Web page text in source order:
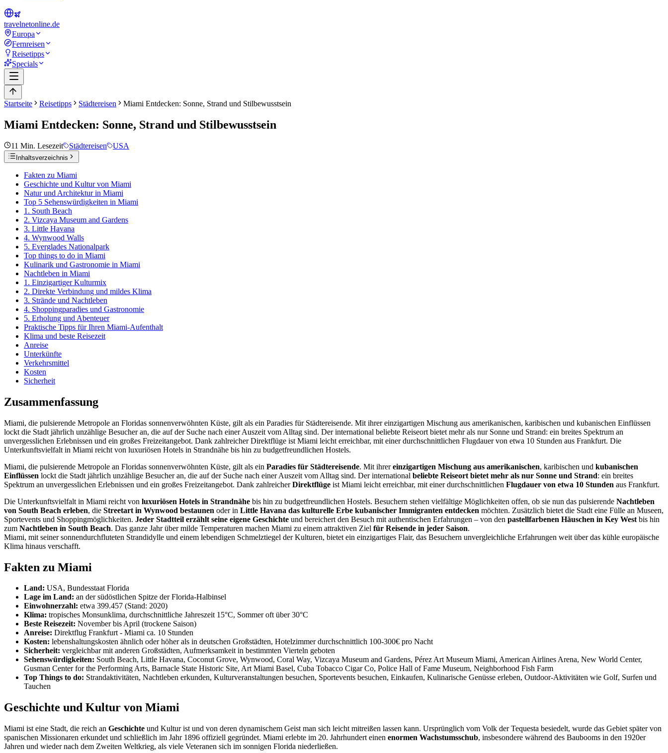
travelnetonline.de
Europa
Fernreisen
Reisetipps
Specials
Startseite Reisetipps Städtereisen Miami Entdecken: Sonne, Strand und Stilbewusstsein
Miami Entdecken: Sonne, Strand und Stilbewusstsein
11 Min. Lesezeit Städtereisen USA
Inhaltsverzeichnis
Fakten zu Miami
Geschichte und Kultur von Miami
Natur und Architektur in Miami
Top 5 Sehenswürdigkeiten in Miami
1. South Beach
2. Vizcaya Museum and Gardens
3. Little Havana
4. Wynwood Walls
5. Everglades Nationalpark
Top things to do in Miami
Kulinarik und Gastronomie in Miami
Nachtleben in Miami
1. Einzigartiger Kulturmix
2. Direkte Verbindung und mildes Klima
3. Strände und Nachtleben
4. Shoppingparadies und Gastronomie
5. Erholung und Abenteuer
Praktische Tipps für Ihren Miami-Aufenthalt
Klima und beste Reisezeit
Anreise
Unterkünfte
Verkehrsmittel
Kosten
Sicherheit
Zusammenfassung
Miami, die pulsierende Metropole an Floridas sonnenverwöhnten Küste, gilt als ein Paradies für Städtereisende. Mit ihrer einzigartigen Mischung aus amerikanischen, karibischen und kubanischen Einflüssen
lockt die Stadt jährlich unzählige Besucher an, die auf der Suche nach einer Auszeit vom Alltag sind. Der international beliebte Reiseort bietet mehr als nur Sonne und Strand: ein breites Spektrum an
unvergesslichen Erlebnissen und ein großes Freizeitangebot. Dank zahlreicher Direktflüge ist Miami leicht erreichbar, mit einer durchschnittlichen Flugdauer von etwa 10 Stunden aus Frankfurt. Die
Unterkunftsvielfalt in Miami reicht von luxuriösen Hotels in Strandnähe bis hin zu budgetfreundlichen Hostels.
Miami, die pulsierende Metropole an Floridas sonnenverwöhnten Küste, gilt als ein Paradies für Städtereisende. Mit ihrereinzigartigen Mischung aus amerikanischen, karibischen und kubanischen
Einflüssen lockt die Stadt jährlich unzählige Besucher an, die auf der Suche nach einer Auszeit vom Alltag sind. Der international beliebte Reiseort bietet mehr als nur Sonne und Strand: ein breites
Spektrum an unvergesslichen Erlebnissen und ein großes Freizeitangebot. Dank zahlreicherDirektflüge ist Miami leicht erreichbar, mit einer durchschnittlichen Flugdauer von etwa 10 Stunden aus Frankfurt.
Die Unterkunftsvielfalt in Miami reicht von luxuriösen Hotels in Strandnähe bis hin zu budgetfreundlichen Hostels. Besuchern stehen vielfältige Möglichkeiten offen, ob sie nun das pulsierende Nachtleben
von South Beach erleben, die Streetart in Wynwood bestaunen oder in Little Havana das kulturelle Erbe kubanischer Immigranten entdecken möchten. Zusätzlich bietet die Stadt eine Fülle an Museen,
Sportevents und Shoppingmöglichkeiten. Jeder Stadtteil erzählt seine eigene Geschichte und bereichert den Besuch mit authentischen Erfahrungen – von den pastellfarbenen Häuschen in Key West bis hin
zum Nachtleben in South Beach. Das ganze Jahr über milde Temperaturen machen Miami zu einem attraktiven Ziel für Reisende in jeder Saison.
Miami, mit seiner sonnendurchfluteten Strandidylle und einem lebendigen Schmelztiegel der Kulturen, bietet ein einzigartiges Flair, das Besuchern unvergleichliche Erfahrungen weit über das kühle europäische
Klima hinaus verschafft.
Fakten zu Miami
Land: USA, Bundesstaat Florida
Lage im Land: an der südöstlichen Spitze der Florida-Halbinsel
Einwohnerzahl: etwa 399.457 (Stand: 2020)
Klima: tropisches Monsunklima, durchschnittliche Jahreszeit 15°C, Sommer oft über 30°C
Beste Reisezeit: November bis April (trockene Saison)
Anreise: Direktflug Frankfurt - Miami ca. 10 Stunden
Kosten: lebenshaltungskosten ähnlich oder höher als in deutschen Großstädten, Hotelzimmer durchschnittlich 100-300€ pro Nacht
Sicherheit: vergleichbar mit anderen Großstädten, Aufmerksamkeit in bestimmten Vierteln geboten
Sehenswürdigkeiten: South Beach, Little Havana, Coconut Grove, Wynwood, Coral Way, Vizcaya Museum and Gardens, Pérez Art Museum Miami, American Airlines Arena, New World Center,
Gusman Center for the Performing Arts, Barnacle State Historic Site, Art Miami Basel, Cuba Tobacco Cigar Co, Police Hall of Fame Museum, Neighborhood Fish Farm
Top Things to do: Strandaktivitäten, Nachtleben erkunden, Kulturveranstaltungen besuchen, Sportevents besuchen, Einkaufen, Kulinarische Genüsse erleben, Outdoor-Aktivitäten wie Golf, Surfen und
Tauchen
Geschichte und Kultur von Miami
Miami ist eine Stadt, die reich an Geschichte und Kultur ist und von deren dynamischem Geist man sich leicht mitreißen lassen kann. Ursprünglich vom Volk der Tequesta besiedelt, wurde das Gebiet später von
spanischen Missionaren erkundet und schließlich im Jahr 1896 offiziell gegründet. Miami erlebte im 20. Jahrhundert einen enormen Wachstumsschub, insbesondere während des Baubooms in den 1920er
Jahren und wieder nach dem Zweiten Weltkrieg, als viele Veteranen sich im sonnigen Florida niederließen.